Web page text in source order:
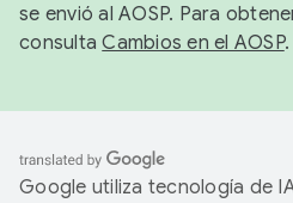
se envió al AOSP. Para
consultaCambios en el AOSP.
Google utiliza tecnología de